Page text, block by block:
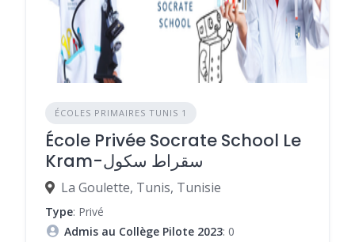
ÉCOLES PRIMAIRES TUNIS 1
École Privée Socrate School Le
Kram-سقراط سكول
La Goulette, Tunis, Tunisie
Type: Privé
Admis au Collège Pilote 2023: 0